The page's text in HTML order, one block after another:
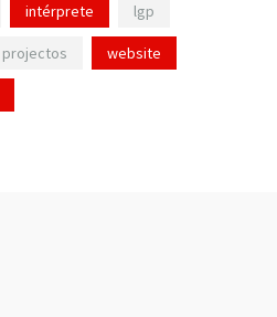
intérprete lgp
projectos website